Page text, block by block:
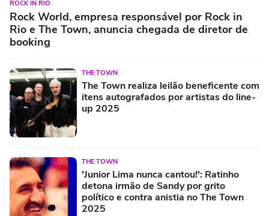
ROCK IN RIO
Rock World, empresa responsável por Rock in
Rio e The Town, anuncia chegada de diretor de
booking
THE TOWN
The Town realiza leilão beneficente com
itens autografados por artistas do line-
up 2025
THE TOWN
'Junior Lima nunca cantou!': Ratinho
detona irmão de Sandy por grito
político e contra anistia no The Town
2025